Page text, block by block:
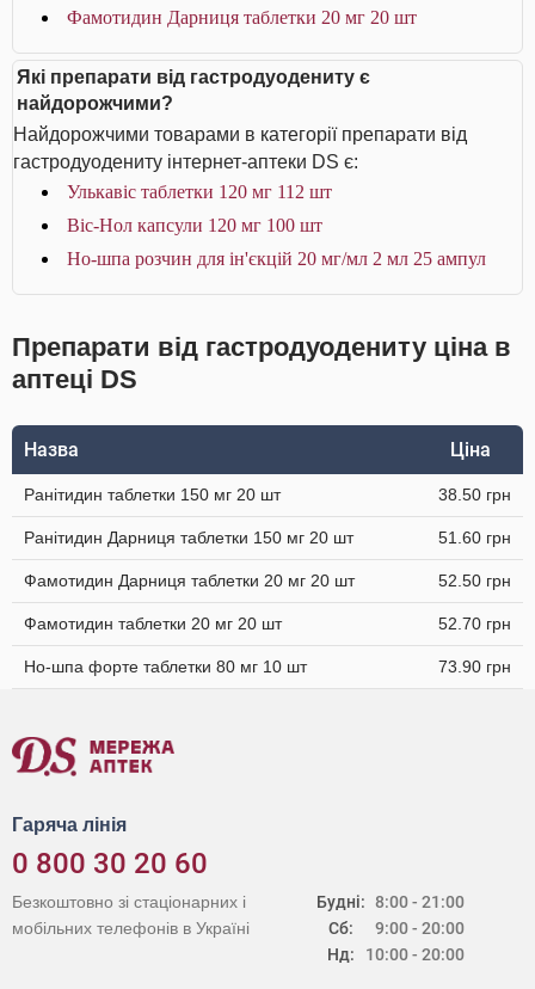
Фамотидин Дарниця таблетки 20 мг 20 шт
Які препарати від гастродуодениту є
найдорожчими?
Найдорожчими товарами в категорії препарати від
гастродуодениту інтернет-аптеки DS є:
Улькавіс таблетки 120 мг 112 шт
Віс-Нол капсули 120 мг 100 шт
Но-шпа розчин для ін'єкцій 20 мг/мл 2 мл 25 ампул
Препарати від гастродуодениту ціна в
аптеці DS
Назва Ціна
Ранітидин таблетки 150 мг 20 шт 38.50 грн
Ранітидин Дарниця таблетки 150 мг 20 шт 51.60 грн
Фамотидин Дарниця таблетки 20 мг 20 шт 52.50 грн
Фамотидин таблетки 20 мг 20 шт 52.70 грн
Но-шпа форте таблетки 80 мг 10 шт 73.90 грн
Гаряча лінія
0 800 30 20 60
Будні:
Сб:
Нд:
8:00 - 21:00
9:00 - 20:00
10:00 - 20:00
Безкоштовно зі стаціонарних і
мобільних телефонів в Україні